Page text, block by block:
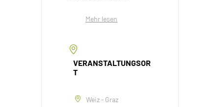
Mehr lesen
VERANSTALTUNGSOR
T
Weiz - Graz